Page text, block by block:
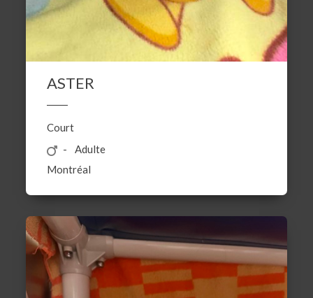
ASTER
Court
Adulte
Montréal